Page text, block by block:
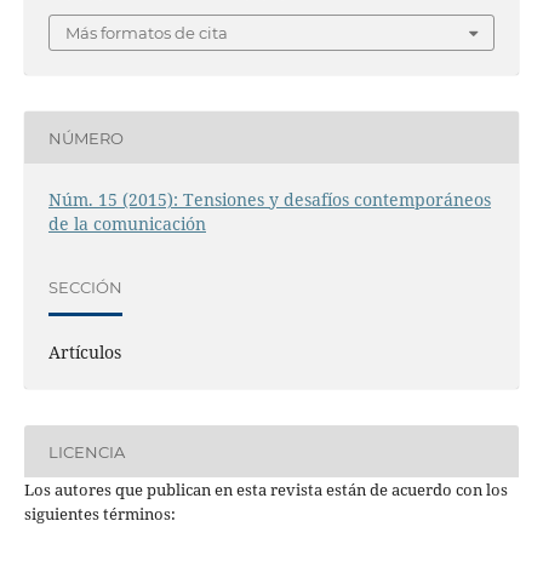
Más formatos de cita
NÚMERO
Núm. 15 (2015): Tensiones y desafíos contemporáneos
de la comunicación
SECCIÓN
Artículos
LICENCIA
Los autores que publican en esta revista están de acuerdo con los
siguientes términos: